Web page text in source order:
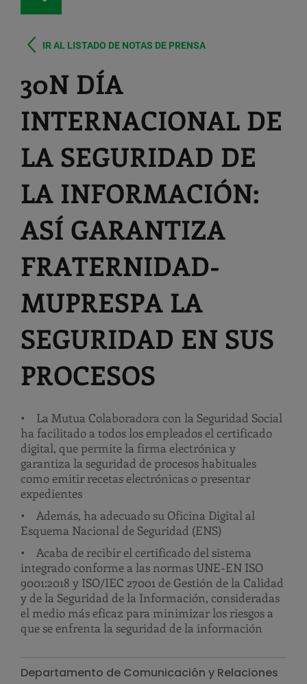
IR AL LISTADO DE NOTAS DE PRENSA
30N DÍA
INTERNACIONAL DE
LA SEGURIDAD DE
LA INFORMACIÓN:
ASÍ GARANTIZA
FRATERNIDAD-
MUPRESPA LA
SEGURIDAD EN SUS
PROCESOS
• La Mutua Colaboradora con la Seguridad Social
ha facilitado a todos los empleados el certificado
digital, que permite la firma electrónica y
garantiza la seguridad de procesos habituales
como emitir recetas electrónicas o presentar
expedientes
• Además, ha adecuado su Oficina Digital al
Esquema Nacional de Seguridad (ENS)
• Acaba de recibir el certificado del sistema
integrado conforme a las normas UNE-EN ISO
9001:2018 y ISO/IEC 27001 de Gestión de la Calidad
y de la Seguridad de la Información, consideradas
el medio más eficaz para minimizar los riesgos a
que se enfrenta la seguridad de la información
Departamento de Comunicación y Relaciones